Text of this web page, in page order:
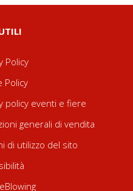
Policy
Policy
policy eventi e fiere
generali di vendita
di utilizzo del sito